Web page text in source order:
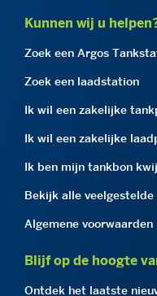
Kunnen wij u
Zoek een Argos
Zoek een laadstation
Ik wil een zakelijke
Ik wil een zakelijke
Ik ben mijn tankbon
Bekijk alle veelgestelde
Algemene voorwaarden
Blijf op de hoogte
Ontdek het laatste